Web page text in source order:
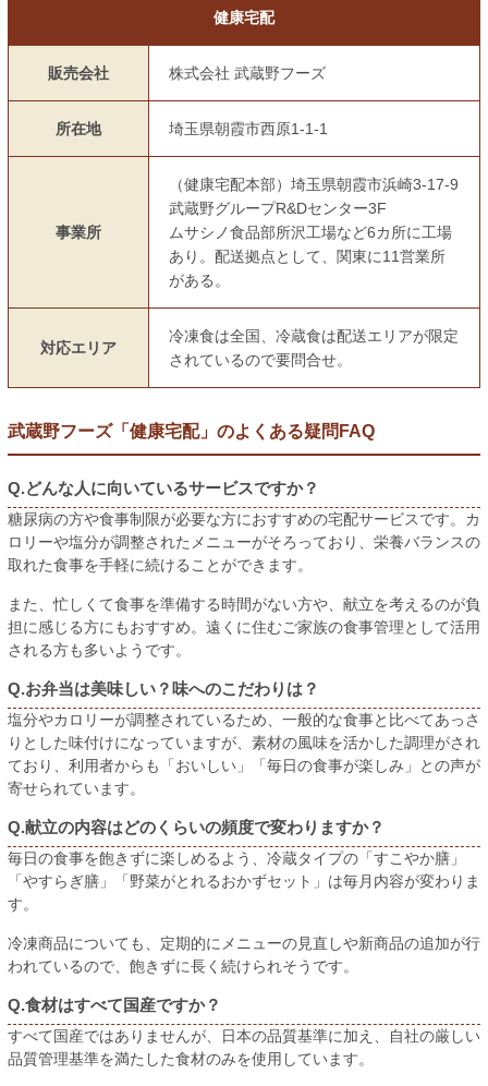
健康宅配
販売会社 株式会社 武蔵野フーズ
所在地 埼玉県朝霞市西原1-1-1
事業所
（健康宅配本部）埼玉県朝霞市浜崎3-17-9
武蔵野グループR&Dセンター3F
ムサシノ食品部所沢工場など6カ所に工場
あり。配送拠点として、関東に11営業所
がある。
対応エリア
冷凍食は全国、冷蔵食は配送エリアが限定
されているので要問合せ。
武蔵野フーズ「健康宅配」のよくある疑問FAQ
Q.どんな人に向いているサービスですか？
糖尿病の方や食事制限が必要な方におすすめの宅配サービスです。カ
ロリーや塩分が調整されたメニューがそろっており、栄養バランスの
取れた食事を手軽に続けることができます。
また、忙しくて食事を準備する時間がない方や、献立を考えるのが負
担に感じる方にもおすすめ。遠くに住むご家族の食事管理として活用
される方も多いようです。
Q.お弁当は美味しい？味へのこだわりは？
塩分やカロリーが調整されているため、一般的な食事と比べてあっさ
りとした味付けになっていますが、素材の風味を活かした調理がされ
ており、利用者からも「おいしい」「毎日の食事が楽しみ」との声が
寄せられています。
Q.献立の内容はどのくらいの頻度で変わりますか？
毎日の食事を飽きずに楽しめるよう、冷蔵タイプの「すこやか膳」
「やすらぎ膳」「野菜がとれるおかずセット」は毎月内容が変わりま
す。
冷凍商品についても、定期的にメニューの見直しや新商品の追加が行
われているので、飽きずに長く続けられそうです。
Q.食材はすべて国産ですか？
すべて国産ではありませんが、日本の品質基準に加え、自社の厳しい
品質管理基準を満たした食材のみを使用しています。